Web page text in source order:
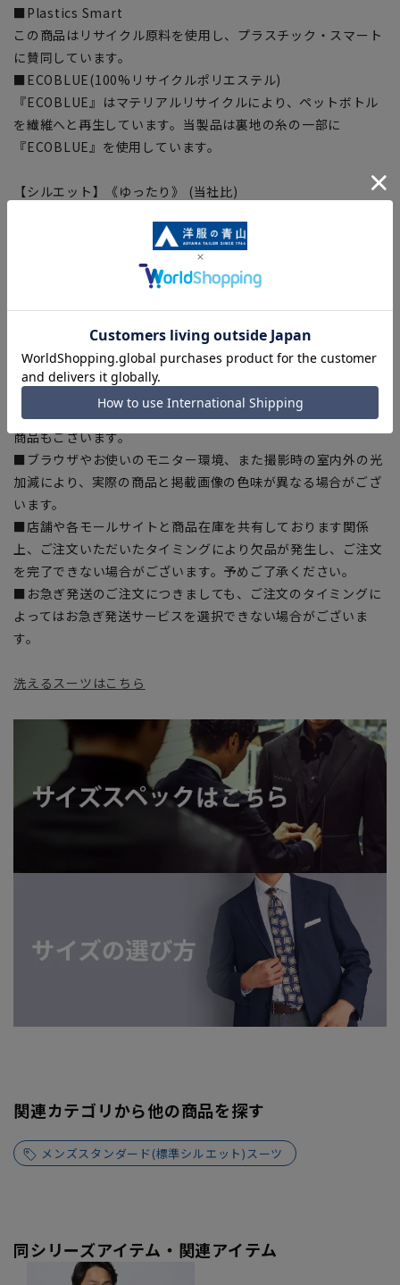
■Plastics Smart
この商品はリサイクル原料を使用し、プラスチック・スマート
に賛同しています。
■ECOBLUE(100%リサイクルポリエステル)
『ECOBLUE』はマテリアルリサイクルにより、ペットボトル
を繊維へと再生しています。当製品は裏地の糸の一部に
『ECOBLUE』を使用しています。
【シルエット】《ゆったり》 (当社比)
【商品に関するご注意】
■商品画像はサンプルのため、色味やサイズ等の仕様に変更が
ある場合がございますので、予めご了承ください。
■生地や仕様・デザインにより、着用感や実際のサイズ表に若
干の誤差が生じる場合がございます。予めご了承ください。
■サイズスペックは仕上がりサイズを記載しております。一
部、商品現物におすすめサイズ(ヌードサイズ)を記載している
商品もございます。
■ブラウザやお使いのモニター環境、また撮影時の室内外の光
加減により、実際の商品と掲載画像の色味が異なる場合がござ
います。
■店舗や各モールサイトと商品在庫を共有しております関係
上、ご注文いただいたタイミングにより欠品が発生し、ご注文
を完了できない場合がございます。予めご了承ください。
■お急ぎ発送のご注文につきましても、ご注文のタイミングに
よってはお急ぎ発送サービスを選択できない場合がございま
す。
洗えるスーツはこちら
関連カテゴリから他の商品を探す
メンズスタンダード(標準シルエット)スーツ
同シリーズアイテム・関連アイテム